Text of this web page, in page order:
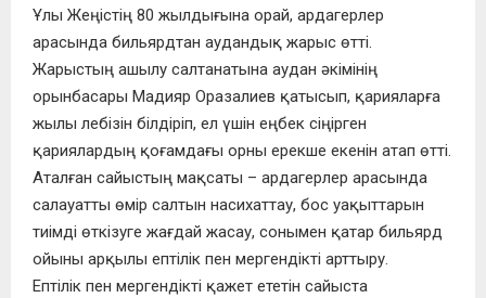
Ұлы Жеңістің 80 жылдығына орай, ардагерлер
арасында бильярдтан аудандық жарыс өтті.
Жарыстың ашылу салтанатына аудан әкімінің
орынбасары Мадияр Оразалиев қатысып, қарияларға
жылы лебізін білдіріп, ел үшін еңбек сіңірген
қариялардың қоғамдағы орны ерекше екенін атап өтті.
Аталған сайыстың мақсаты – ардагерлер арасында
салауатты өмір салтын насихаттау, бос уақыттарын
тиімді өткізуге жағдай жасау, сонымен қатар бильярд
ойыны арқылы ептілік пен мергендікті арттыру.
Ептілік пен мергендікті қажет ететін сайыста